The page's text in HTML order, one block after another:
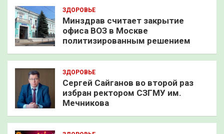
ЗДОРОВЬЕ
Минздрав считает закрытие
офиса ВОЗ в Москве
политизированным решением
ЗДОРОВЬЕ
Сергей Сайганов во второй раз
избран ректором СЗГМУ им.
Мечникова